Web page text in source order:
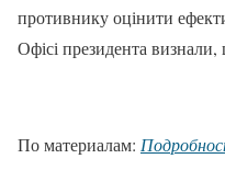
противнику оцінити
Офісі президента
По материалам: